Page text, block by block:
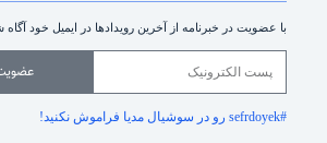
با عضویت در خبرنامه از آخرین رویدادها در ایمیل خود آگاه
#sefrdoyek رو در سوشیال مدیا فراموش نکنید!